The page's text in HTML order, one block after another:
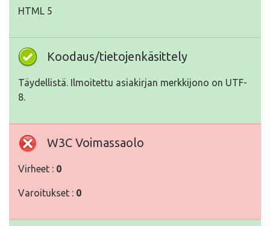
HTML 5
Koodaus/tietojenkäsittely
Täydellistä. Ilmoitettu asiakirjan merkkijono on UTF-
8.
W3C Voimassaolo
Virheet : 0
Varoitukset : 0